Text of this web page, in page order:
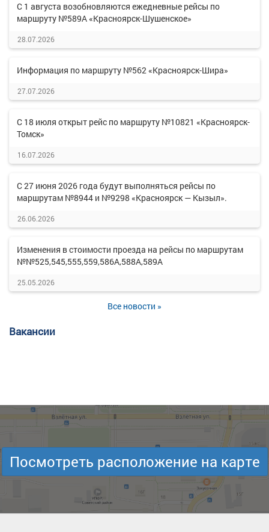
С 1 августа возобновляются ежедневные рейсы по
маршруту №589А «Красноярск-Шушенское»
28.07.2026
Информация по маршруту №562 «Красноярск-Шира»
27.07.2026
С 18 июля открыт рейс по маршруту №10821 «Красноярск-
Томск»
16.07.2026
С 27 июня 2026 года будут выполняться рейсы по
маршрутам №8944 и №9298 «Красноярск — Кызыл».
26.06.2026
Изменения в стоимости проезда на рейсы по маршрутам
№№525,545,555,559,586А,588А,589А
25.05.2026
Все новости »
Вакансии
Посмотреть расположение на карте